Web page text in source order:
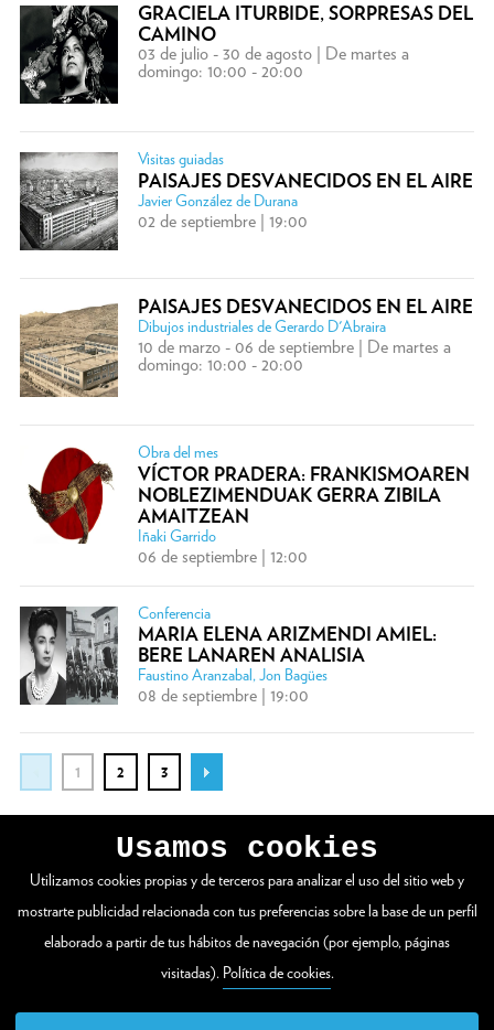
GRACIELA ITURBIDE, SORPRESAS DEL
CAMINO
03 de julio - 30 de agosto | De martes a
domingo: 10:00 - 20:00
Visitas guiadas
PAISAJES DESVANECIDOS EN EL AIRE
Javier González de Durana
02 de septiembre | 19:00
PAISAJES DESVANECIDOS EN EL AIRE
Dibujos industriales de Gerardo D'Abraira
10 de marzo - 06 de septiembre | De martes a
domingo: 10:00 - 20:00
Obra del mes
VÍCTOR PRADERA: FRANKISMOAREN
NOBLEZIMENDUAK GERRA ZIBILA
AMAITZEAN
Iñaki Garrido
06 de septiembre | 12:00
Conferencia
MARIA ELENA ARIZMENDI AMIEL:
BERE LANAREN ANALISIA
Faustino Aranzabal, Jon Bagües
08 de septiembre | 19:00
1 2 3
VER WEB COMPLETA
20003 Donostia / San Sebastián
Usamos cookies
Utilizamos cookies propias y de terceros para analizar el uso del sitio web y
mostrarte publicidad relacionada con tus preferencias sobre la base de un perfil
elaborado a partir de tus hábitos de navegación (por ejemplo, páginas
visitadas). Política de cookies.